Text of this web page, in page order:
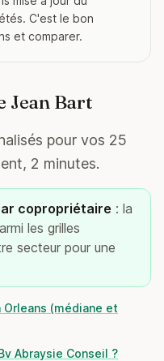
C'est le bon
et comparer.
Jean Bart
pour vos 25
2 minutes.
copropriétaire : la
les grilles
secteur pour une
(médiane et
Abraysie Conseil ?